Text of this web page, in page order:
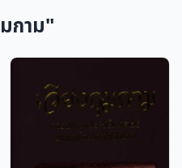
กาม"